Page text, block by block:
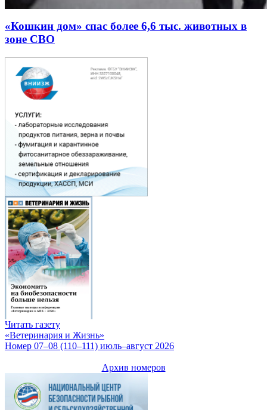
«Кошкин дом» спас более 6,6 тыс. животных в
зоне СВО
Читать газету
«Ветеринария и Жизнь»
Номер 07–08 (110–111) июль–август 2026
Архив номеров